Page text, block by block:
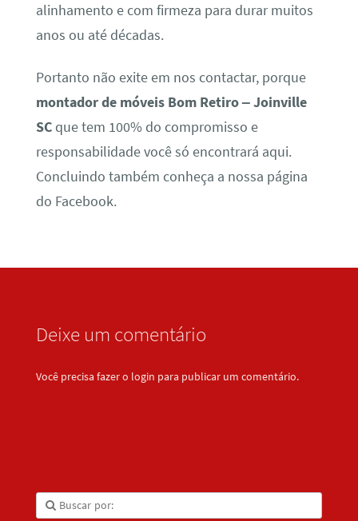
alinhamento e com firmeza para durar muitos
anos ou até décadas.
Portanto não exite em nos contactar, porque
montador de móveis Bom Retiro – Joinville
SCque tem 100% do compromisso e
responsabilidade você só encontrará aqui.
Concluindo também conheça a nossa página
do Facebook.
Deixe um comentário
Você precisa fazer o login para publicar um comentário.